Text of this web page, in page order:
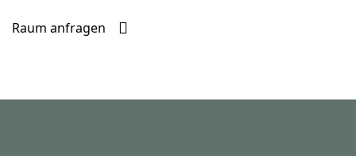
Raum anfragen